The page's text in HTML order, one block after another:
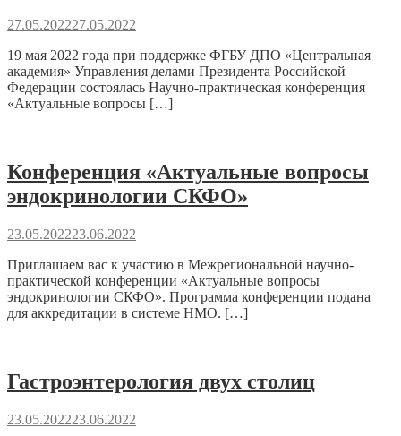
27.05.202227.05.2022
19 мая 2022 года при поддержке ФГБУ ДПО «Центральная
академия» Управления делами Президента Российской
Федерации состоялась Научно-практическая конференция
«Актуальные вопросы […]
Конференция «Актуальные вопросы
эндокринологии СКФО»
23.05.202223.06.2022
Приглашаем вас к участию в Межрегиональной научно-
практической конференции «Актуальные вопросы
эндокринологии СКФО». Программа конференции подана
для аккредитации в системе НМО. […]
Гастроэнтерология двух столиц
23.05.202223.06.2022